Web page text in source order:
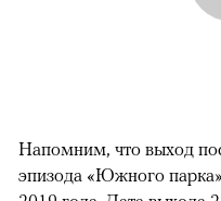
Напомним, что выход
эпизода «Южного